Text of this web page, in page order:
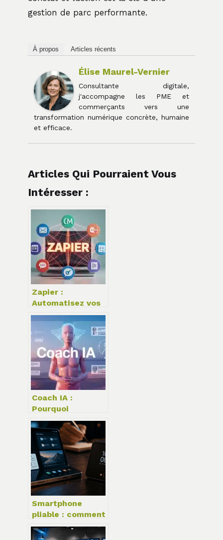
gestion de parc performante.
À propos Articles récents
Élise Maurel-Vernier
Consultante digitale,
j'accompagne les PME et
commerçants vers une
transformation numérique concrète, humaine
et efficace.
Articles Qui Pourraient Vous
Intéresser :
Zapier :
Automatisez vos
applications sans
coder pour
booster votre
productivité
Coach IA :
Pourquoi
déléguer votre
progression à un
algorithme ?
Smartphone
pliable : comment
choisir entre
productivité et